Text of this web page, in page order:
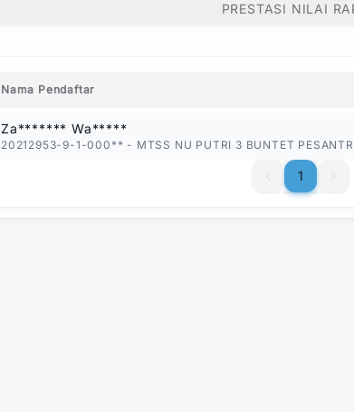
PRESTASI NILAI
Nama Pendaftar
Za******* Wa*****
20212953-9-1-000** - MTSS NU PUTRI 3 BUNTET
1
1